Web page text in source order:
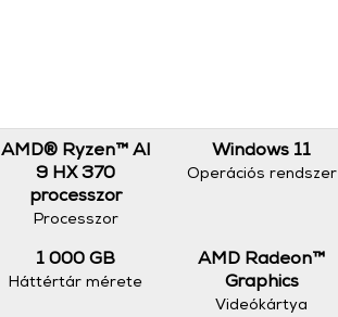
AMD® Ryzen™ AI
9 HX 370
processzor
Processzor
Windows 11
Operációs rendszer
1 000 GB
Háttértár mérete
AMD Radeon™
Graphics
Videókártya